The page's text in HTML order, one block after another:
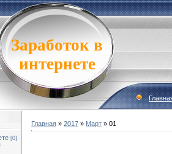
Заработок в
интернете
[0]
Главная » 2017 » Март » 01